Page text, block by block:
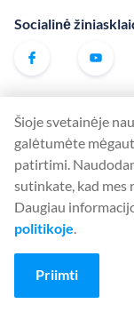
Socialinė
Rank Tracker
Keyword Finder
SERP Checker
Web Audit
Backlink Monitor
Šioje svetainėje
galėtumėte
patirtimi.
sutinkate, kad mes
Daugiau
politikoje.
Priimti